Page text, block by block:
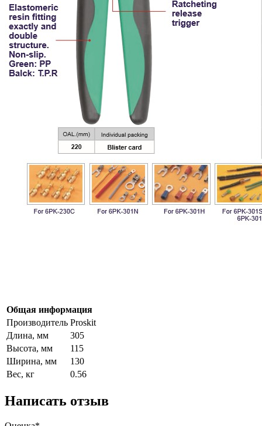
Общая информация
Производитель Proskit
Длина, мм
305
Высота, мм
115
Ширина, мм
130
Вес, кг
0.56
Написать отзыв